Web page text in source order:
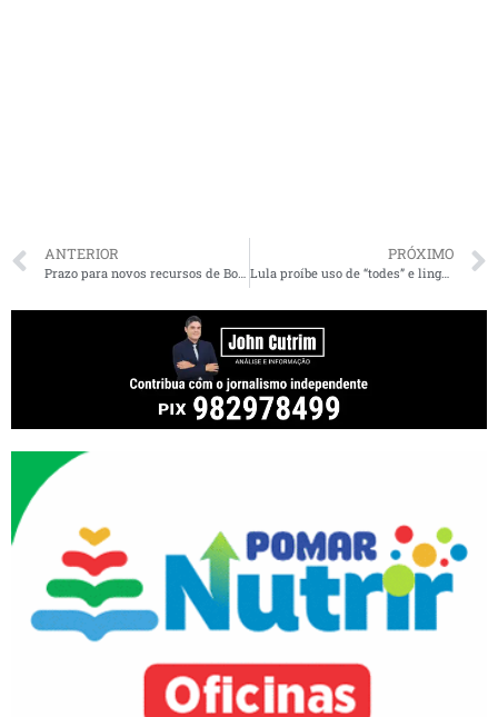
ANTERIOR
Prazo para novos recursos de Bolsonaro ao STF deve começar na quarta
PRÓXIMO
Lula proíbe uso de “todes” e linguagem neutra no governo